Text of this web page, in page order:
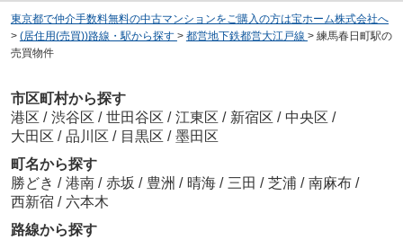
東京都で仲介手数料無料の中古マンションをご購入の方は宝ホーム株式会社へ
> (居住用(売買))路線・駅から探す > 都営地下鉄都営大江戸線 > 練馬春日町駅の
売買物件
市区町村から探す
港区 / 渋谷区 / 世田谷区 / 江東区 / 新宿区 / 中央区 /
大田区 / 品川区 / 目黒区 / 墨田区
町名から探す
勝どき / 港南 / 赤坂 / 豊洲 / 晴海 / 三田 / 芝浦 / 南麻布 /
西新宿 / 六本木
路線から探す